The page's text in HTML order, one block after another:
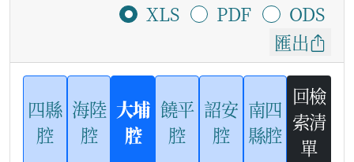
XLS
PDF
ODS
匯出
四縣
腔
海陸
腔
大埔
腔
饒平
腔
詔安
腔
南四
縣腔
回檢
索清
單